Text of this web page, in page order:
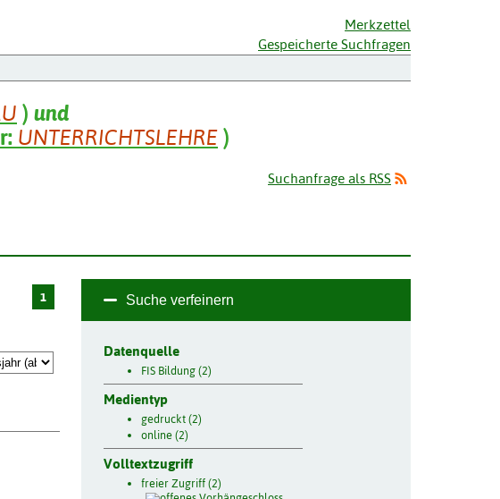
Merkzettel
Gespeicherte Suchfragen
) und
UNTERRICHTSLEHRE )
Suchanfrage als RSS
1 Suche verfeinern
Datenquelle
FIS Bildung (2)
Medientyp
gedruckt (2)
online (2)
Volltextzugriff
freier Zugriff (2)